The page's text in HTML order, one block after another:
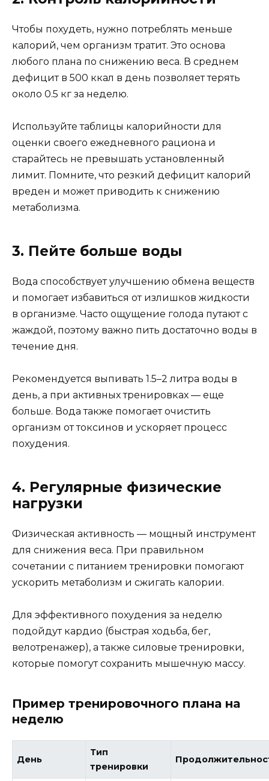
Чтобы похудеть, нужно потреблять меньше
калорий, чем организм тратит. Это основа
любого плана по снижению веса. В среднем
дефицит в 500 ккал в день позволяет терять
около 0.5 кг за неделю.
Используйте таблицы калорийности для
оценки своего ежедневного рациона и
старайтесь не превышать установленный
лимит. Помните, что резкий дефицит калорий
вреден и может приводить к снижению
метаболизма.
3. Пейте больше воды
Вода способствует улучшению обмена веществ
и помогает избавиться от излишков жидкости
в организме. Часто ощущение голода путают с
жаждой, поэтому важно пить достаточно воды в
течение дня.
Рекомендуется выпивать 1.5–2 литра воды в
день, а при активных тренировках — еще
больше. Вода также помогает очистить
организм от токсинов и ускоряет процесс
похудения.
4. Регулярные физические
нагрузки
Физическая активность — мощный инструмент
для снижения веса. При правильном
сочетании с питанием тренировки помогают
ускорить метаболизм и сжигать калории.
Для эффективного похудения за неделю
подойдут кардио (быстрая ходьба, бег,
велотренажер), а также силовые тренировки,
которые помогут сохранить мышечную массу.
Пример тренировочного плана на
неделю
День
Тип
тренировки